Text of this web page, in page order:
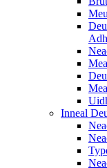
Inneal